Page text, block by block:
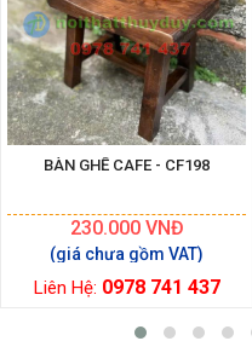
BÀN GHẾ CAFE - CF198
230.000VNĐ
Liên Hệ: 0978 741 437